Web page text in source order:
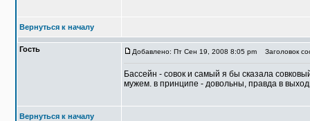
Вернуться к началу
Гость Добавлено: Пт Сен 19, 2008 8:05 pm Заголовок
Бассейн - совок и самый я бы сказала
мужем. в принципе - довольны, правда в
Вернуться к началу